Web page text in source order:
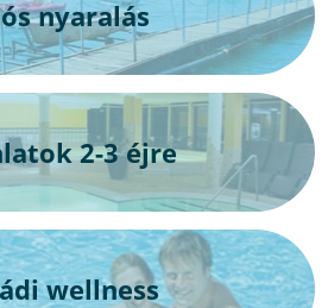
nyaralás
2-3 éjre
wellness